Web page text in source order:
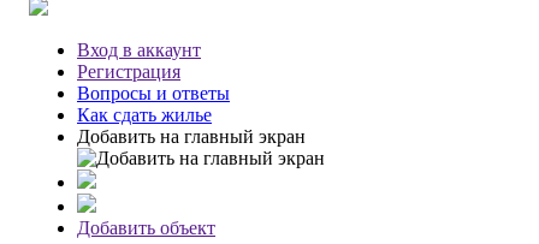
Вход в аккаунт
Регистрация
Вопросы и ответы
Как сдать жилье
Добавить на главный экран
Добавить объект